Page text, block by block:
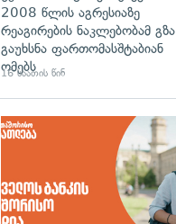
2008 წლის აგრესიაზე
რეაგირების ნაკლებობამ გზა
გაუხსნა ფართომასშტაბიან
ომებს
16 საათის წინ